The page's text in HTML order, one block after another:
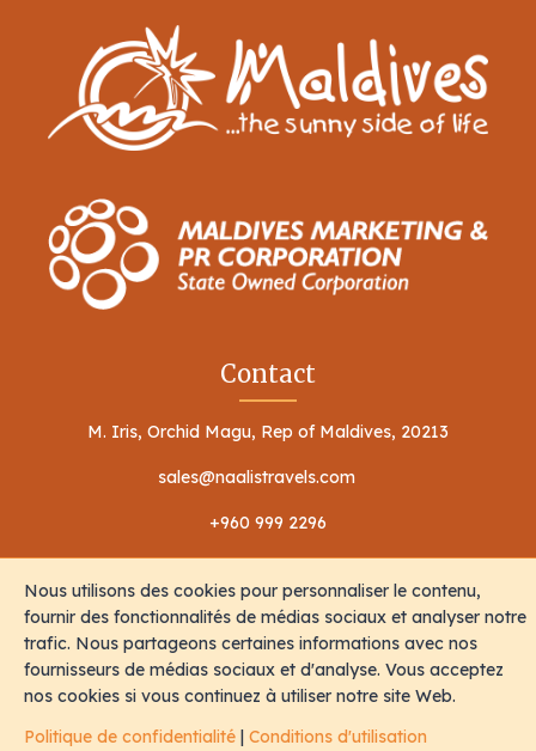
Contact
M. Iris, Orchid Magu, Rep of Maldives, 20213
sales@naalistravels.com
+960 999 2296
Conditions d'utilisation Politique de confidentialité
Nous utilisons des cookies pour personnaliser le contenu,
fournir des fonctionnalités de médias sociaux et analyser notre
trafic. Nous partageons certaines informations avec nos
fournisseurs de médias sociaux et d'analyse. Vous acceptez
nos cookies si vous continuez à utiliser notre site Web.
Politique de confidentialité | Conditions d'utilisation